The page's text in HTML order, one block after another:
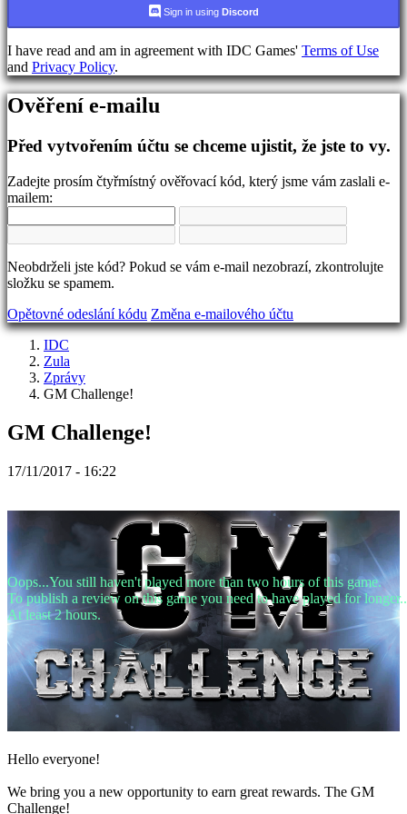
BS
CS
DA
DE
EN
ES
FR
HR
NL
NO
PT
RO
UK
ZH
Hra
Gameplay
Události
ve
hře
Zprávy
Média
Průvodci
Fóra
Sign in using Discord
I have read and am in agreement with IDC Games' Terms of Use
and Privacy Policy.
Ověření e-mailu
Před vytvořením účtu se chceme ujistit, že jste to vy.
Zadejte prosím čtyřmístný ověřovací kód, který jsme vám zaslali e-
mailem:
Neobdrželi jste kód? Pokud se vám e-mail nezobrazí, zkontrolujte
složku se spamem.
Opětovné odeslání kódu Změna e-mailového účtu
IDC
Zula
Zprávy
GM Challenge!
GM Challenge!
17/11/2017 - 16:22
Hello everyone!
We bring you a new opportunity to earn great rewards. The GM
Challenge!
Oops...You still haven't played more than two hours of this game.
To publish a review on this game you need to have played for
At least 2 hours.